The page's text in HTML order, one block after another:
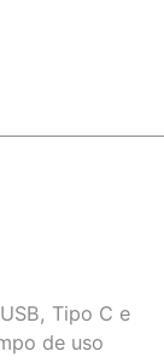
Tipo C e
de uso